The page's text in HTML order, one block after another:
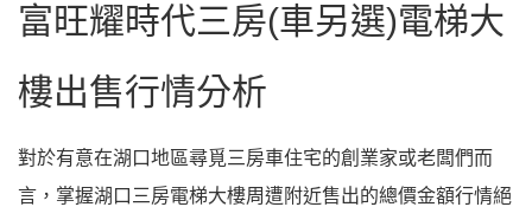
富旺耀時代三房(車另選)電梯大
樓出售行情分析
對於有意在湖口地區尋覓三房車住宅的創業家或老闆們而
言，掌握湖口三房電梯大樓周遭附近售出的總價金額行情絕